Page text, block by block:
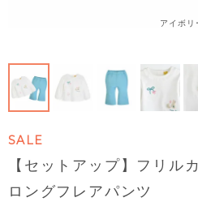
アイボリ
SALE
【セットアップ】フリル
ロングフレアパンツ